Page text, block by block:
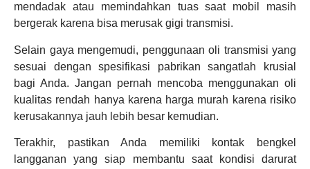
mendadak atau memindahkan tuas saat mobil masih
bergerak karena bisa merusak gigi transmisi.
Selain gaya mengemudi, penggunaan oli transmisi yang
sesuai dengan spesifikasi pabrikan sangatlah krusial
bagi Anda. Jangan pernah mencoba menggunakan oli
kualitas rendah hanya karena harga murah karena risiko
kerusakannya jauh lebih besar kemudian.
Terakhir, pastikan Anda memiliki kontak bengkel
langganan yang siap membantu saat kondisi darurat